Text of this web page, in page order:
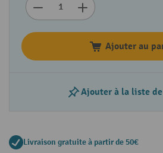
Ajouter au
Ajouter à la liste
Livraison gratuite à partir de 50€